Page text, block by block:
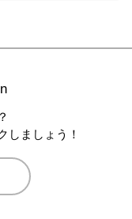
しましょう！